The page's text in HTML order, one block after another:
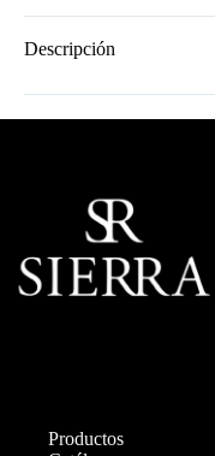
Descripción
Productos